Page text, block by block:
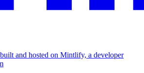
and hosted on Mintlify, a developer